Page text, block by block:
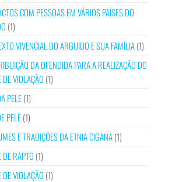
COM PESSOAS EM VÁRIOS PAÍSES DO
(1)
VIVENCIAL DO ARGUIDO E SUA FAMÍLIA(1)
DA OFENDIDA PARA A REALIZAÇÃO DO
VIOLAÇÃO (1)
PELE(1)
PELE(1)
E TRADIÇÕES DA ETNIA CIGANA(1)
RAPTO (1)
VIOLAÇÃO (1)